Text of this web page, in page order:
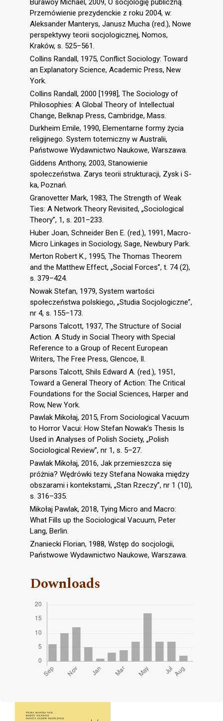
Burawoy Michael, 2009, O socjologię publiczną.
Przemówienie prezydenckie z roku 2004, w:
Aleksander Manterys, Janusz Mucha (red.), Nowe
perspektywy teorii socjologicznej, Nomos,
Kraków, s. 525–561.
Collins Randall, 1975, Conflict Sociology: Toward
an Explanatory Science, Academic Press, New
York.
Collins Randall, 2000 [1998], The Sociology of
Philosophies: A Global Theory of Intellectual
Change, Belknap Press, Cambridge, Mass.
Durkheim Emile, 1990, Elementarne formy życia
religijnego. System totemiczny w Australii,
Państwowe Wydawnictwo Naukowe, Warszawa.
Giddens Anthony, 2003, Stanowienie
społeczeństwa. Zarys teorii strukturacji, Zysk i S-
ka, Poznań.
Granovetter Mark, 1983, The Strength of Weak
Ties: A Network Theory Revisited, „Sociological
Theory”, 1, s. 201–233.
Huber Joan, Schneider Ben E. (red.), 1991, Macro-
Micro Linkages in Sociology, Sage, Newbury Park.
Merton Robert K., 1995, The Thomas Theorem
and the Matthew Effect, „Social Forces”, t. 74 (2),
s. 379–424.
Nowak Stefan, 1979, System wartości
społeczeństwa polskiego, „Studia Socjologiczne”,
nr 4, s. 155–173.
Parsons Talcott, 1937, The Structure of Social
Action. A Study in Social Theory with Special
Reference to a Group of Recent European
Writers, The Free Press, Glencoe, Il.
Parsons Talcott, Shils Edward A. (red.), 1951,
Toward a General Theory of Action: The Critical
Foundations for the Social Sciences, Harper and
Row, New York.
Pawlak Mikołaj, 2015, From Sociological Vacuum
to Horror Vacui: How Stefan Nowak’s Thesis Is
Used in Analyses of Polish Society, „Polish
Sociological Review”, nr 1, s. 5–27.
Pawlak Mikołaj, 2016, Jak przemieszcza się
próżnia? Wędrówki tezy Stefana Nowaka między
obszarami i kontekstami, „Stan Rzeczy”, nr 1 (10),
s. 316–335.
Mikołaj Pawlak, 2018, Tying Micro and Macro:
What Fills up the Sociological Vacuum, Peter
Lang, Berlin.
Znaniecki Florian, 1988, Wstęp do socjologii,
Państwowe Wydawnictwo Naukowe, Warszawa.
Downloads
Cover image